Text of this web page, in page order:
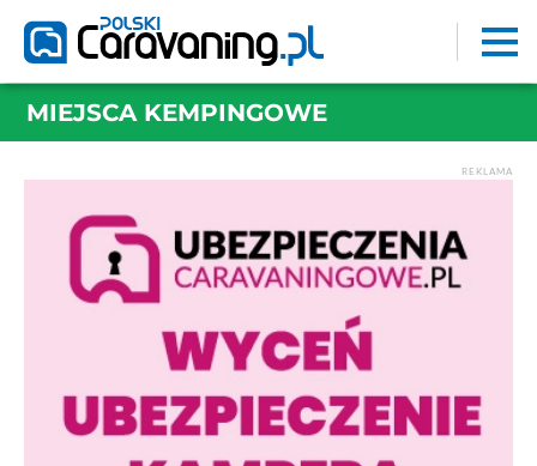
MIEJSCA KEMPINGOWE
REKLAMA